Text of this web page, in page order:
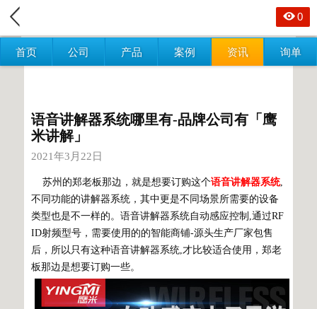
首页 公司 产品 案例 资讯 询单
0
语音讲解器系统哪里有-品牌公司有「鹰
米讲解」
2021年3月22日
苏州的郑老板那边，就是想要订购这个语音讲解器系统,
不同功能的讲解器系统，其中更是不同场景所需要的设备
类型也是不一样的。语音讲解器系统自动感应控制,通过RF
ID射频型号，需要使用的的智能商铺-源头生产厂家包售
后，所以只有这种语音讲解器系统,才比较适合使用，郑老
板那边是想要订购一些。